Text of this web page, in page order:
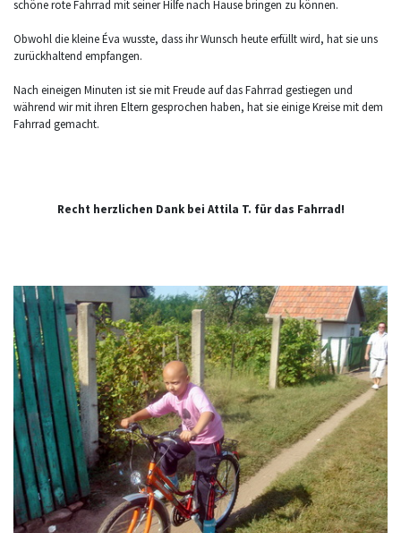
schöne rote Fahrrad mit seiner Hilfe nach Hause bringen zu können.
Obwohl die kleine Éva wusste, dass ihr Wunsch heute erfüllt wird, hat sie uns
zurückhaltend empfangen.
Nach eineigen Minuten ist sie mit Freude auf das Fahrrad gestiegen und
während wir mit ihren Eltern gesprochen haben, hat sie einige Kreise mit dem
Fahrrad gemacht.
Recht herzlichen Dank bei Attila T. für das Fahrrad!